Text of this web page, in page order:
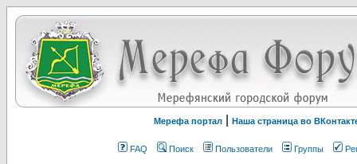
Мерефа портал Наша страница во
FAQ Поиск Пользователи Группы